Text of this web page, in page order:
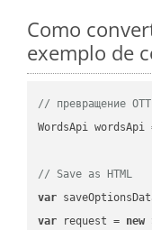
Como
exemplo de
// превращение
WordsApi wordsApi
// Save as HTML
var
var request = new